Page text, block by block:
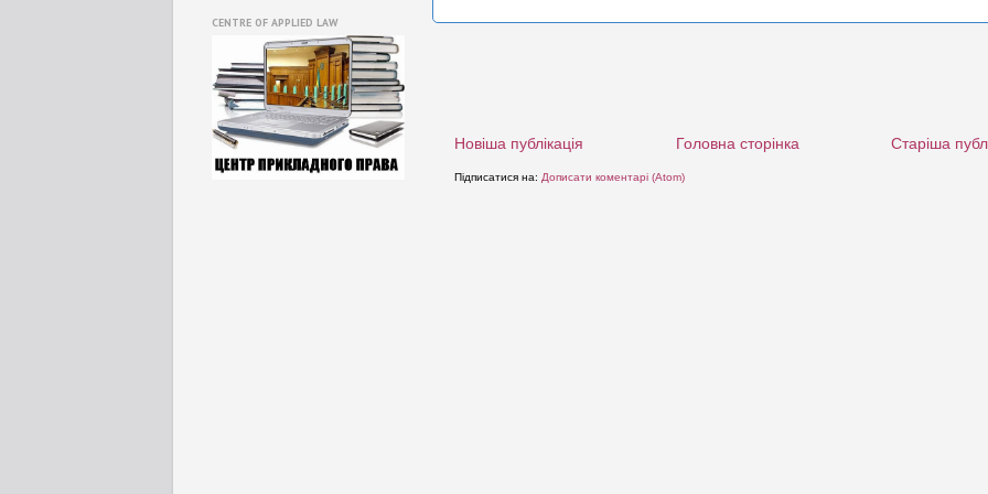
Новіша публікація Старіша
Головна сторінка
Підписатися на: Дописати коментарі (Atom)
CENTRE OF APPLIED LAW